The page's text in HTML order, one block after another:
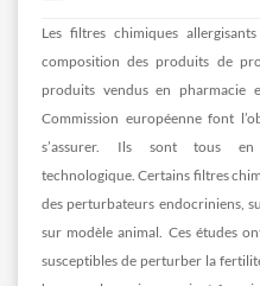
Les filtres chimiques
composition des produits de
produits vendus en pharmacie
Commission européenne font
s’assurer. Ils sont tous
technologique. Certains filtres
des perturbateurs endocriniens,
sur modèle animal. Ces études
susceptibles de perturber la